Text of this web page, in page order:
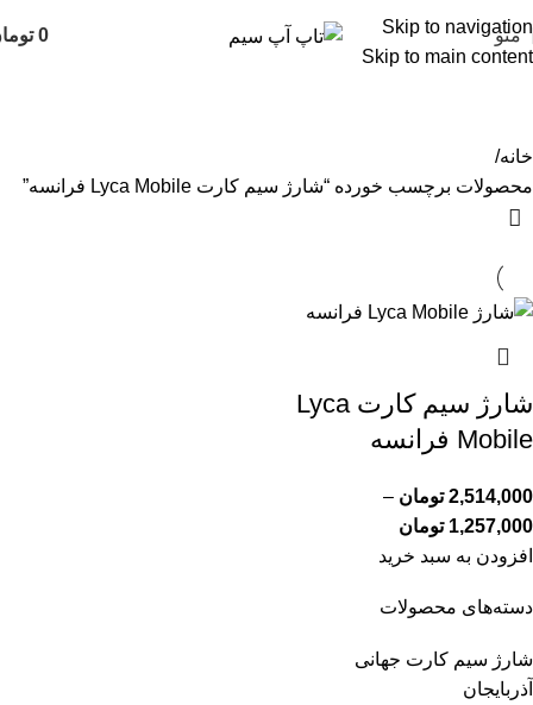
Skip to navigation
Skip to main content
منو 0
دسته‌های محصولات
شارژ سیم کارت جهانی
آذربایجان
خانه
محصولات برچسب خورده “شارژ سیم کارت Lyca Mobile فرانسه”
شارژ سیم کارت Lyca
Mobile فرانسه
2,514,000 تومان –
1,257,000 تومان
افزودن به سبد خرید